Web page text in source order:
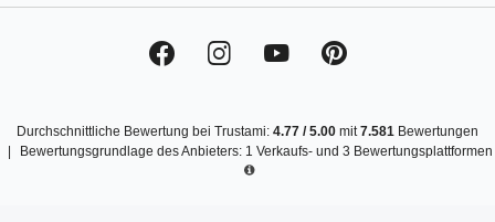
Durchschnittliche Bewertung bei Trustami: 4.77 /5.00 mit7.581 Bewertungen
Bewertungsgrundlage des Anbieters: 1 Verkaufs- und 3 Bewertungsplattformen